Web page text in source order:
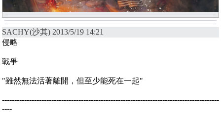
SACHY(沙其) 2013/5/19 14:21
侵略
戰爭
"雖然無法活著離開，但至少能死在一起"
----------------------------------------------------------------------------------------
----